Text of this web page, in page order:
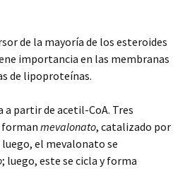
de la mayoría de los esteroides
importancia en las membranas
de lipoproteínas.
partir de acetil-CoA. Tres
forman mevalonato, catalizado por
luego, el mevalonato se
; luego, este se cicla y forma